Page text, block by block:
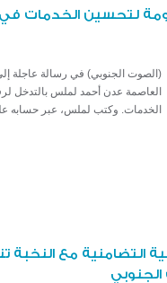
لتحسين الخدمات
(الصوت الجنوبي) في رسالة عاجلة
العاصمة عدن أحمد لملس بالتدخل
الخدمات. وكتب لملس، عبر
التضامنية مع